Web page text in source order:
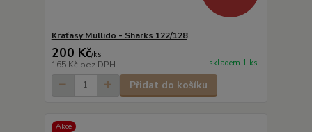
Kraťasy Mullido - Sharks 122/128
200 Kč/ks
165 Kč bez DPH skladem 1 ks
Přidat do košíku
Akce